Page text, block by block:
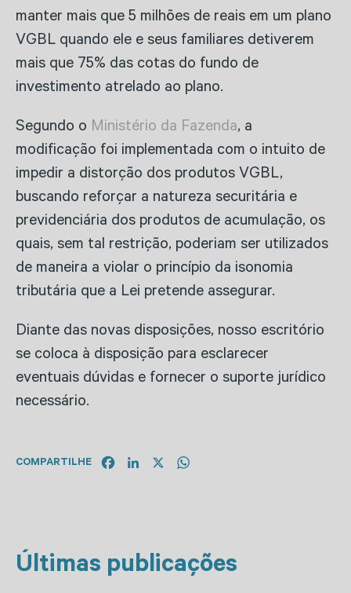
manter mais que 5 milhões de reais em um plano
VGBL quando ele e seus familiares detiverem
mais que 75% das cotas do fundo de
investimento atrelado ao plano.
Segundo o Ministério da Fazenda, a
modificação foi implementada com o intuito de
impedir a distorção dos produtos VGBL,
buscando reforçar a natureza securitária e
previdenciária dos produtos de acumulação, os
quais, sem tal restrição, poderiam ser utilizados
de maneira a violar o princípio da isonomia
tributária que a Lei pretende assegurar.
Diante das novas disposições, nosso escritório
se coloca à disposição para esclarecer
eventuais dúvidas e fornecer o suporte jurídico
necessário.
COMPARTILHE FacebookLinkedIn
Últimas publicações